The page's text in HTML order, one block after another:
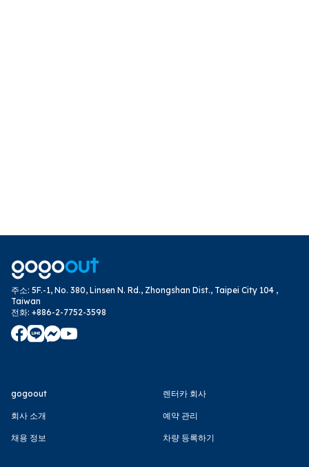
주소: 5F.-1, No. 380, Linsen N. Rd., Zhongshan Dist., Taipei City 104 ,
Taiwan
전화: +886-2-7752-3598
gogoout
회사 소개
채용 정보
렌터카 회사
예약 관리
차량 등록하기